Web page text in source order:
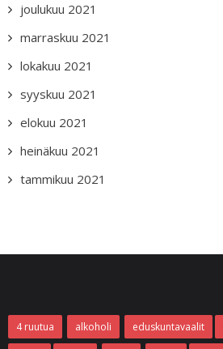
joulukuu 2021
marraskuu 2021
lokakuu 2021
syyskuu 2021
elokuu 2021
heinäkuu 2021
tammikuu 2021
4 ruutua alkoholi eduskuntavaalit